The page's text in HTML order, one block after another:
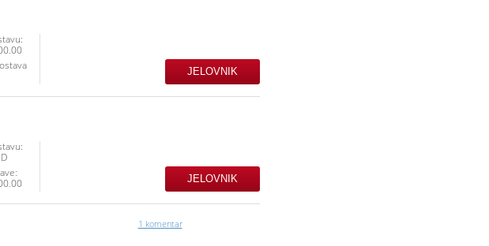
JELOVNIK
JELOVNIK
1 komentar